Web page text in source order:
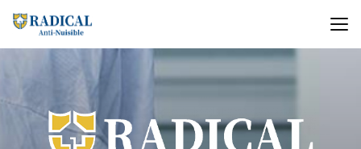
au
contenu
principal